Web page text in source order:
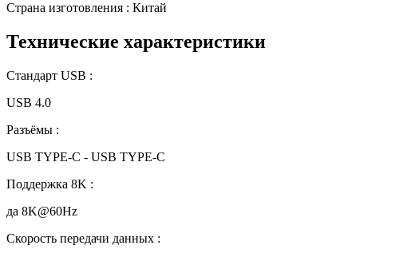
Страна изготовления : Китай
Технические характеристики
Стандарт USB :
USB 4.0
Разъёмы :
USB TYPE-C - USB TYPE-C
Поддержка 8K :
да 8K@60Hz
Скорость передачи данных :